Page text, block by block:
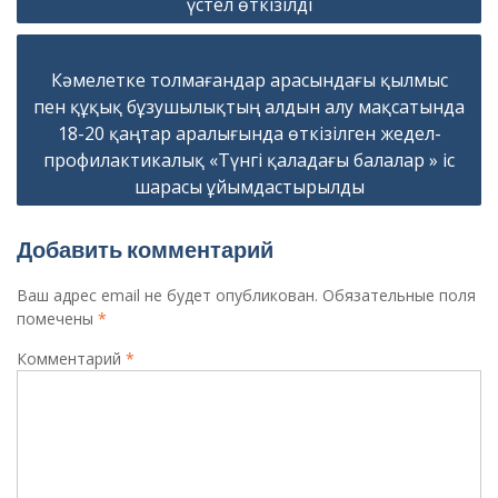
Кәмелетке толмағандар арасындағы қылмыс
пен құқық бұзушылықтың алдын алу мақсатында
18-20 қаңтар аралығында өткізілген жедел-
профилактикалық «Түнгі қаладағы балалар » іс
шарасы ұйымдастырылды
Добавить комментарий
Ваш адрес email не будет опубликован. Обязательные поля
помечены *
Комментарий *